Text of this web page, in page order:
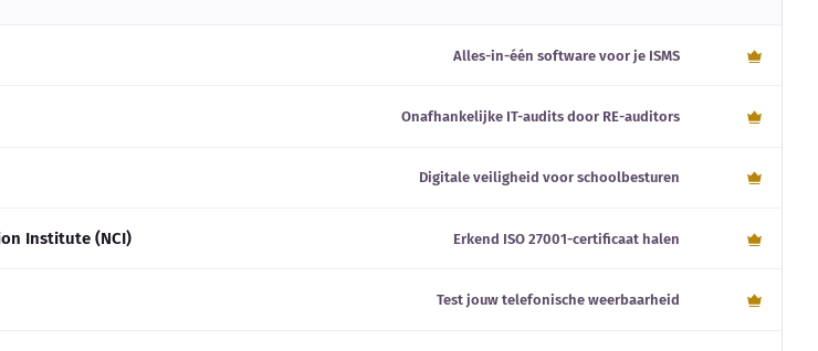
Alles-in-één software voor je ISMS
Onafhankelijke IT-audits door RE-auditors
Digitale veiligheid voor schoolbesturen
Institute (NCI) Erkend ISO 27001-certificaat halen
Test jouw telefonische weerbaarheid